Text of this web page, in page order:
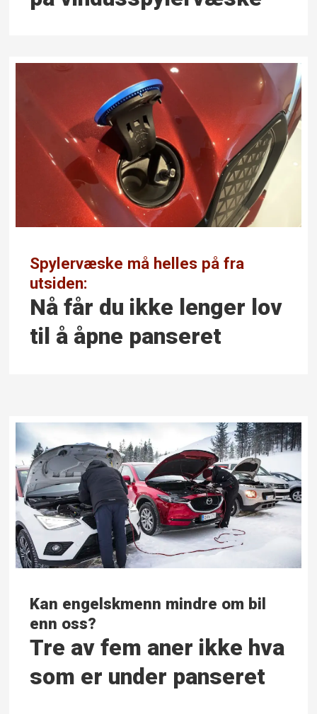
Spylervæske må helles på fra
utsiden:
Nå får du ikke lenger lov
til å åpne panseret
Kan engelskmenn mindre om bil
enn oss?
Tre av fem aner ikke hva
som er under panseret